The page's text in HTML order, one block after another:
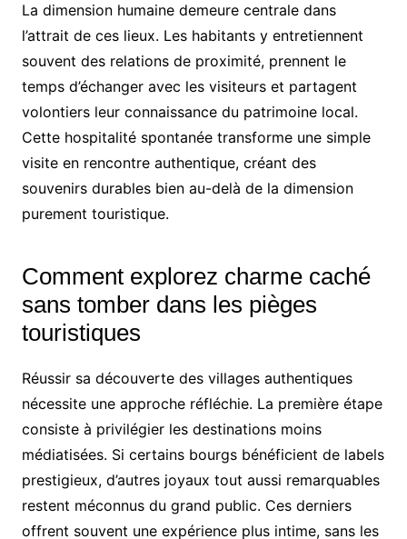
La dimension humaine demeure centrale dans
l’attrait de ces lieux. Les habitants y entretiennent
souvent des relations de proximité, prennent le
temps d’échanger avec les visiteurs et partagent
volontiers leur connaissance du patrimoine local.
Cette hospitalité spontanée transforme une simple
visite en rencontre authentique, créant des
souvenirs durables bien au-delà de la dimension
purement touristique.
Comment explorez charme caché
sans tomber dans les pièges
touristiques
Réussir sa découverte des villages authentiques
nécessite une approche réfléchie. La première étape
consiste à privilégier les destinations moins
médiatisées. Si certains bourgs bénéficient de labels
prestigieux, d’autres joyaux tout aussi remarquables
restent méconnus du grand public. Ces derniers
offrent souvent une expérience plus intime, sans les